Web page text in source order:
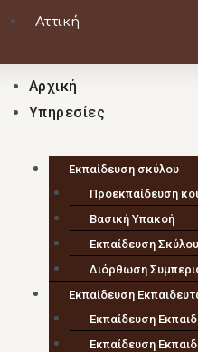
Αττική
Αρχική
Υπηρεσίες
Εκπαίδευση σκύλου
Προεκπαίδευση
Βασική Υπακοή
Εκπαίδευση
Διόρθωση
Εκπαίδευση
Εκπαίδευση
Εκπαίδευση